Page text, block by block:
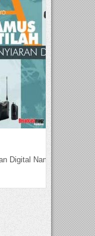
Digital Nama